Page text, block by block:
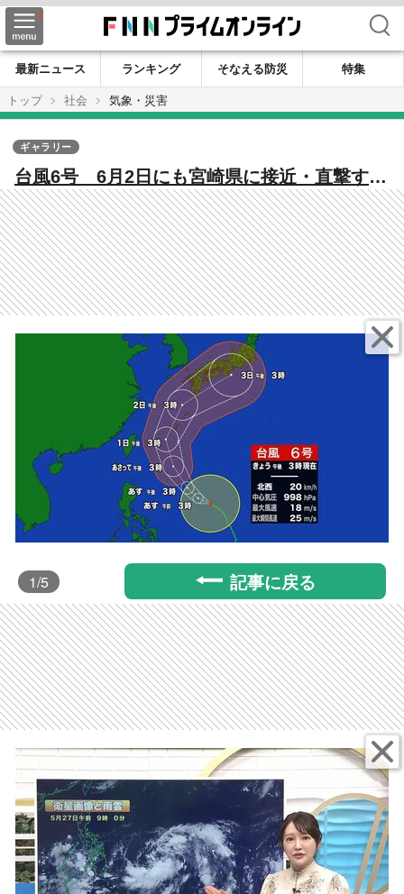
検索
最新ニュース ランキング そなえる防災
特集
トップ
社会 気象・災害
台風6号 6月2日にも宮崎県に接近・直撃する
恐れ 高い海面水温で「強い」勢力へ発達
か 新たに運用開始された「防災気象情報」
にも注視を
ギャラリー
1/5 記事に戻る